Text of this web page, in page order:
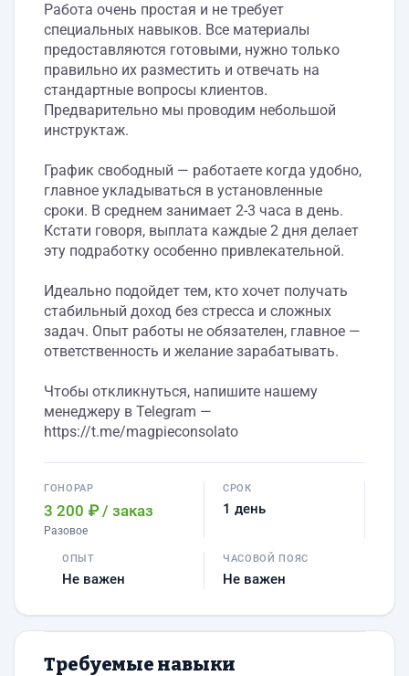
Работа очень простая и не требует
специальных навыков. Все материалы
предоставляются готовыми, нужно только
правильно их разместить и отвечать на
стандартные вопросы клиентов.
Предварительно мы проводим небольшой
инструктаж.
График свободный — работаете когда удобно,
главное укладываться в установленные
сроки. В среднем занимает 2-3 часа в день.
Кстати говоря, выплата каждые 2 дня делает
эту подработку особенно привлекательной.
Идеально подойдет тем, кто хочет получать
стабильный доход без стресса и сложных
задач. Опыт работы не обязателен, главное —
ответственность и желание зарабатывать.
Чтобы откликнуться, напишите нашему
менеджеру в Telegram —
https://t.me/magpieconsolato
ГОНОРАР
3 200 ₽ / заказ
Разовое
СРОК
1 день
ОПЫТ
Не важен
ЧАСОВОЙ ПОЯС
Не важен
Требуемые навыки